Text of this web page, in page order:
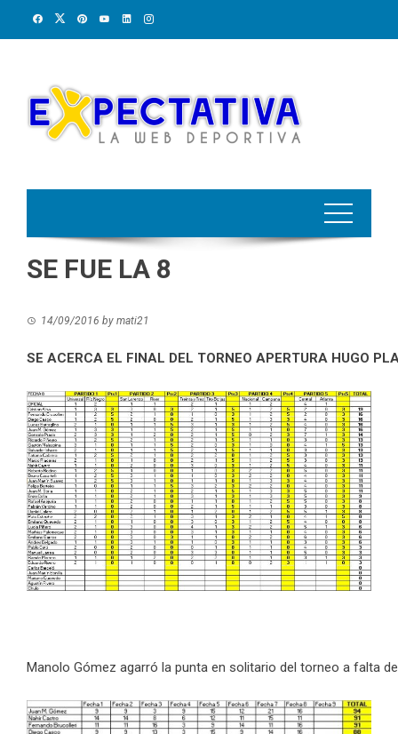
SE FUE LA 8
14/09/2016 by mati21
SE ACERCA EL FINAL DEL TORNEO APERTURA HUGO
Manolo Gómez agarró la punta en solitario del torneo a falta